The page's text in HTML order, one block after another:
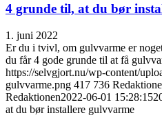
4 grunde til, at du bør
1. juni 2022
Er du i tvivl, om gulvvarme er
du får 4 gode grunde til at få
https://selvgjort.nu/wp-content/
gulvvarme.png 417 736
Redaktionen2022-06-01 15:28:15
at du bør installere gulvvarme